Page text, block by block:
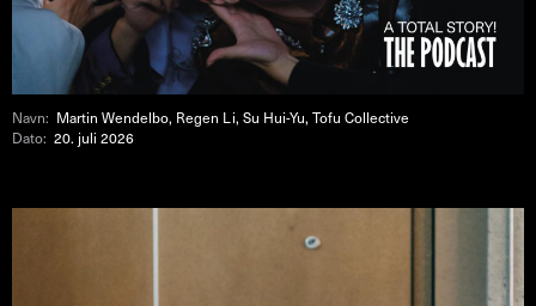
Navn: Martin Wendelbo, Regen Li, Su Hui-Yu, Tofu Collective
Dato:20. juli 2026